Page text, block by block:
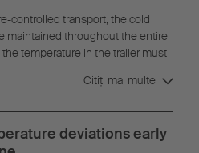
controlled transport, the cold
maintained throughout the entire
temperature in the trailer must
insulation and Schmitz
Citiţi mai multe
deviations early